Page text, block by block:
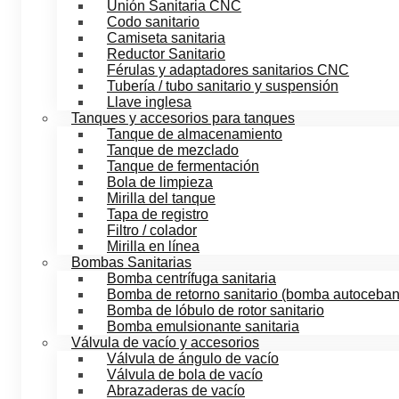
Unión Sanitaria CNC
Codo sanitario
Camiseta sanitaria
Reductor Sanitario
Férulas y adaptadores sanitarios CNC
Tubería / tubo sanitario y suspensión
Llave inglesa
Tanques y accesorios para tanques
Tanque de almacenamiento
Tanque de mezclado
Tanque de fermentación
Bola de limpieza
Mirilla del tanque
Tapa de registro
Filtro / colador
Mirilla en línea
Bombas Sanitarias
Bomba centrífuga sanitaria
Bomba de retorno sanitario (bomba
Bomba de lóbulo de rotor sanitario
Bomba emulsionante sanitaria
Válvula de vacío y accesorios
Válvula de ángulo de vacío
Válvula de bola de vacío
Abrazaderas de vacío